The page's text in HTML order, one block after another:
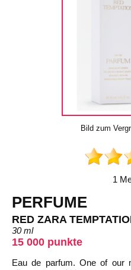
Bild zum
1
PERFUME
RED ZARA
30 ml
15 000 punkte
Eau de parfum. One of our